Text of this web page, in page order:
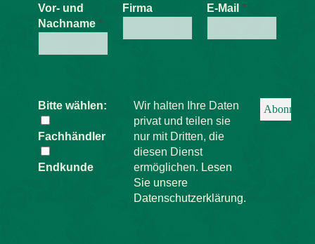
Vor- und
Nachname *
Firma E-Mail*
Bitte wählen:
Fachhändler
Endkunde
Wir halten Ihre Daten
privat und teilen sie
nur mit Dritten, die
diesen Dienst
ermöglichen. Lesen
Sie unsere
Datenschutzerklärung.